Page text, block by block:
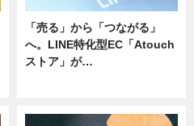
「売る」から「つながる」
へ。LINE特化型EC「Atouch
ストア」が…